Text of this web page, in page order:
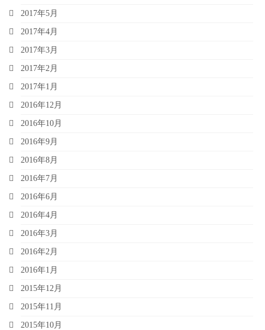
2017年5月
2017年4月
2017年3月
2017年2月
2017年1月
2016年12月
2016年10月
2016年9月
2016年8月
2016年7月
2016年6月
2016年4月
2016年3月
2016年2月
2016年1月
2015年12月
2015年11月
2015年10月